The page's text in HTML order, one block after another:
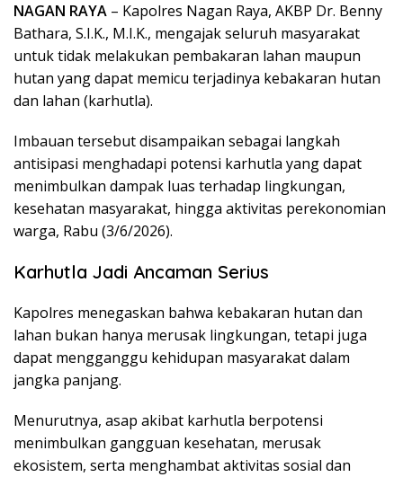
NAGAN RAYA – Kapolres Nagan Raya, AKBP Dr. Benny
Bathara, S.I.K., M.I.K., mengajak seluruh masyarakat
untuk tidak melakukan pembakaran lahan maupun
hutan yang dapat memicu terjadinya kebakaran hutan
dan lahan (karhutla).
Imbauan tersebut disampaikan sebagai langkah
antisipasi menghadapi potensi karhutla yang dapat
menimbulkan dampak luas terhadap lingkungan,
kesehatan masyarakat, hingga aktivitas perekonomian
warga, Rabu (3/6/2026).
Karhutla Jadi Ancaman Serius
Kapolres menegaskan bahwa kebakaran hutan dan
lahan bukan hanya merusak lingkungan, tetapi juga
dapat mengganggu kehidupan masyarakat dalam
jangka panjang.
Menurutnya, asap akibat karhutla berpotensi
menimbulkan gangguan kesehatan, merusak
ekosistem, serta menghambat aktivitas sosial dan